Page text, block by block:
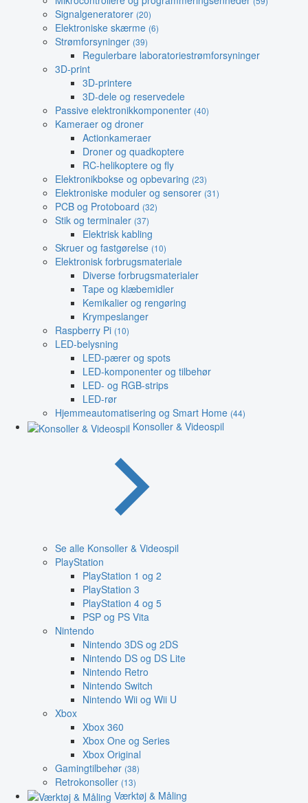
Signalgeneratorer (20)
Elektroniske skærme (6)
Strømforsyninger (39)
Regulerbare laboratoriestrømforsyninger
3D-print
3D-printere
3D-dele og reservedele
Passive elektronikkomponenter (40)
Kameraer og droner
Actionkameraer
Droner og quadkoptere
RC-helikoptere og fly
Elektronikbokse og opbevaring (23)
Elektroniske moduler og sensorer (31)
PCB og Protoboard (32)
Stik og terminaler (37)
Elektrisk kabling
Skruer og fastgørelse (10)
Elektronisk forbrugsmateriale
Diverse forbrugsmaterialer
Tape og klæbemidler
Kemikalier og rengøring
Krympeslanger
Raspberry Pi (10)
LED-belysning
LED-pærer og spots
LED-komponenter og tilbehør
LED- og RGB-strips
LED-rør
Hjemmeautomatisering og Smart Home (44)
Konsoller & Videospil
Se alle Konsoller & Videospil
PlayStation
PlayStation 1 og 2
PlayStation 3
PlayStation 4 og 5
PSP og PS Vita
Nintendo
Nintendo 3DS og 2DS
Nintendo DS og DS Lite
Nintendo Retro
Nintendo Switch
Nintendo Wii og Wii U
Xbox
Xbox 360
Xbox One og Series
Xbox Original
Gamingtilbehør (38)
Retrokonsoller (13)
Værktøj & Måling